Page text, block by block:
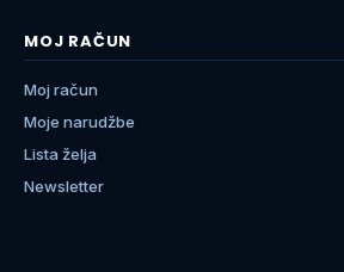
MOJ RAČUN
Moj račun
Moje narudžbe
Lista želja
Newsletter